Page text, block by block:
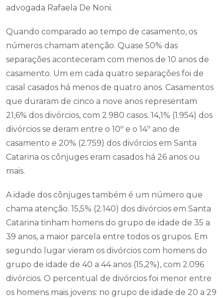
advogada Rafaela De Noni.
Quando comparado ao tempo de casamento, os
números chamam atenção. Quase 50% das
separações aconteceram com menos de 10 anos de
casamento. Um em cada quatro separações foi de
casal casados há menos de quatro anos. Casamentos
que duraram de cinco a nove anos representam
21,6% dos divórcios, com 2.980 casos. 14,1% (1.954) dos
divórcios se deram entre o 10º e o 14º ano de
casamento e 20% (2.759) dos divórcios em Santa
Catarina os cônjuges eram casados há 26 anos ou
mais.
A idade dos cônjuges também é um número que
chama atenção. 15,5% (2.140) dos divórcios em Santa
Catarina tinham homens do grupo de idade de 35 a
39 anos, a maior parcela entre todos os grupos. Em
segundo lugar vieram os divórcios com homens do
grupo de idade de 40 a 44 anos (15,2%), com 2.096
divórcios. O percentual de divórcios foi menor entre
os homens mais jovens: no grupo de idade de 20 a 29